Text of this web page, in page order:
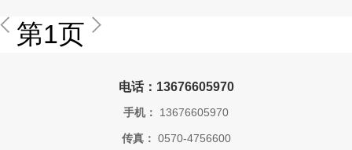
第1页
电话：13676605970
手机： 13676605970
传真： 0570-4756600